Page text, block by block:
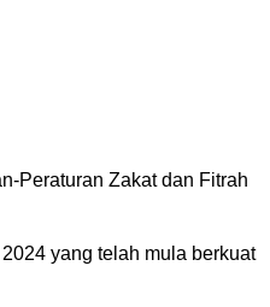
Peraturan Zakat dan Fitrah
yang telah mula berkuat